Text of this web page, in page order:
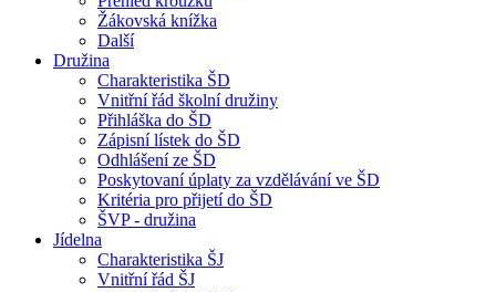
Žákovská knížka
Další
Družina
Charakteristika ŠD
Vnitřní řád školní družiny
Přihláška do ŠD
Zápisní lístek do ŠD
Odhlášení ze ŠD
Poskytovaní úplaty za vzdělávání ve ŠD
Kritéria pro přijetí do ŠD
ŠVP - družina
Jídelna
Charakteristika ŠJ
Vnitřní řád ŠJ